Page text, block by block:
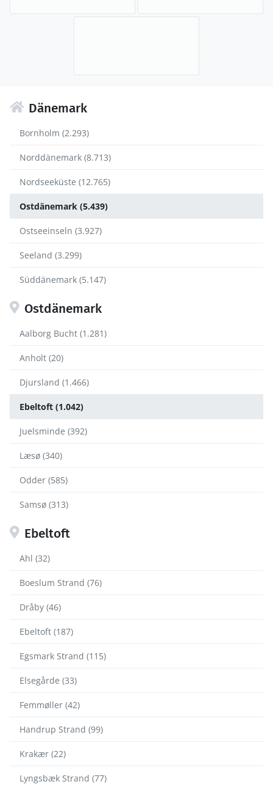
Dänemark
Bornholm (2.293)
Norddänemark (8.713)
Nordseeküste (12.765)
Ostdänemark (5.439)
Ostseeinseln (3.927)
Seeland (3.299)
Süddänemark (5.147)
Ostdänemark
Aalborg Bucht (1.281)
Anholt (20)
Djursland (1.466)
Ebeltoft (1.042)
Juelsminde (392)
Læsø (340)
Odder (585)
Samsø (313)
Ebeltoft
Ahl (32)
Boeslum Strand (76)
Dråby (46)
Ebeltoft (187)
Egsmark Strand (115)
Elsegårde (33)
Femmøller (42)
Handrup Strand (99)
Krakær (22)
Lyngsbæk Strand (77)